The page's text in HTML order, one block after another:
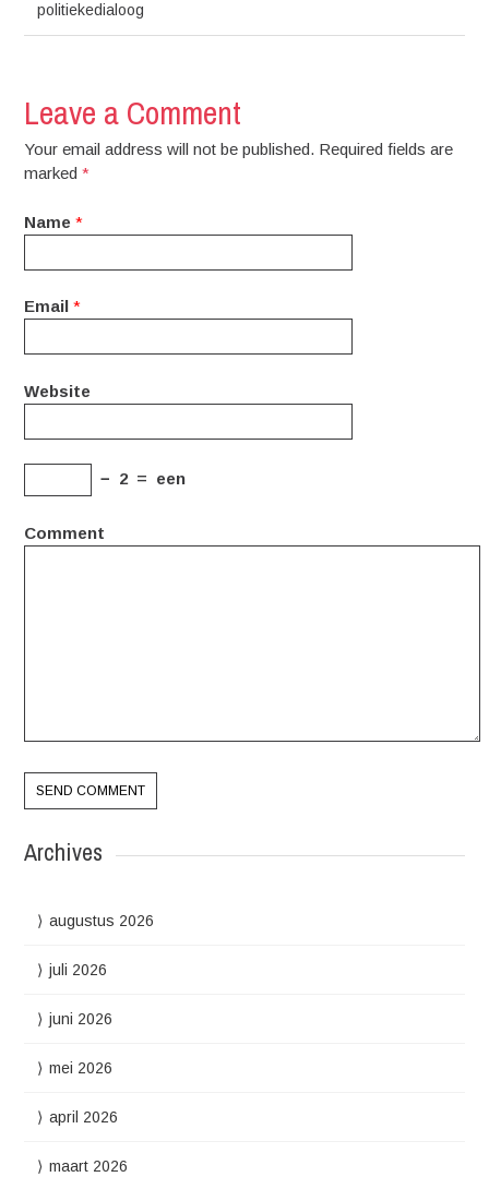
politiekedialoog
Leave a Comment
Your email address will not be published. Required fields are
marked*
Name *
Email *
Website
− 2 = een
Comment
Archives
augustus 2026
juli 2026
juni 2026
mei 2026
april 2026
maart 2026